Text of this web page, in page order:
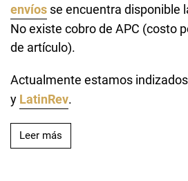
envíos se encuentra disponible
No existe cobro de APC (costo
de artículo).
Actualmente estamos
y LatinRev.
Leer más